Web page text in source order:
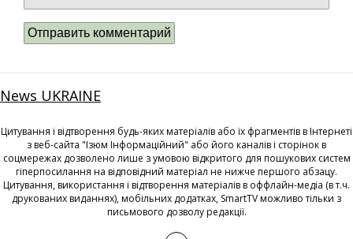
News UKRAINE
Цитування і відтворення будь-яких матеріалів або їх фрагментів в Інтернеті
з веб-сайта "Ізюм Інформаційний" або його каналів і сторінок в
соцмережах дозволено лише з умовою відкритого для пошукових систем
гіперпосилання на відповідний матеріал не нижче першого абзацу.
Цитування, використання і відтворення матеріалів в оффлайн-медіа (в т.ч.
друкованих виданнях), мобільних додатках, SmartTV можливо тільки з
письмового дозволу редакції.